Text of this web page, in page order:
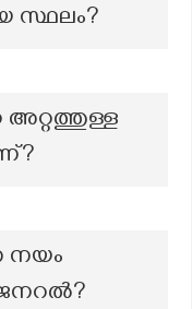
സ്ഥലം?
അറ്റത്തുള്ള
നയം
ജനറൽ?